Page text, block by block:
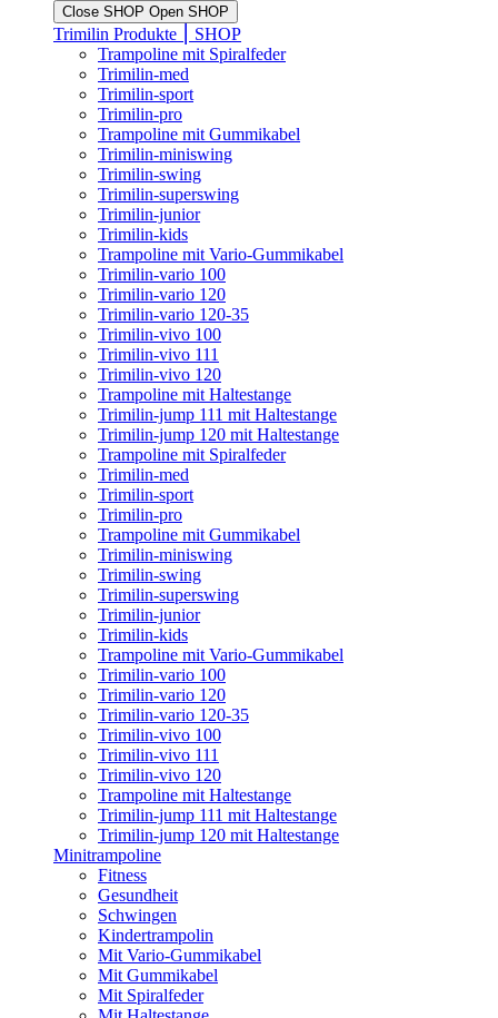
Close SHOP Open SHOP
Trimilin Produkte ⎮ SHOP
Trampoline mit Spiralfeder
Trimilin-med
Trimilin-sport
Trimilin-pro
Trampoline mit Gummikabel
Trimilin-miniswing
Trimilin-swing
Trimilin-superswing
Trimilin-junior
Trimilin-kids
Trampoline mit Vario-Gummikabel
Trimilin-vario 100
Trimilin-vario 120
Trimilin-vario 120-35
Trimilin-vivo 100
Trimilin-vivo 111
Trimilin-vivo 120
Trampoline mit Haltestange
Trimilin-jump 111 mit Haltestange
Trimilin-jump 120 mit Haltestange
Trampoline mit Spiralfeder
Trimilin-med
Trimilin-sport
Trimilin-pro
Trampoline mit Gummikabel
Trimilin-miniswing
Trimilin-swing
Trimilin-superswing
Trimilin-junior
Trimilin-kids
Trampoline mit Vario-Gummikabel
Trimilin-vario 100
Trimilin-vario 120
Trimilin-vario 120-35
Trimilin-vivo 100
Trimilin-vivo 111
Trimilin-vivo 120
Trampoline mit Haltestange
Trimilin-jump 111 mit Haltestange
Trimilin-jump 120 mit Haltestange
Minitrampoline
Fitness
Gesundheit
Schwingen
Kindertrampolin
Mit Vario-Gummikabel
Mit Gummikabel
Mit Spiralfeder